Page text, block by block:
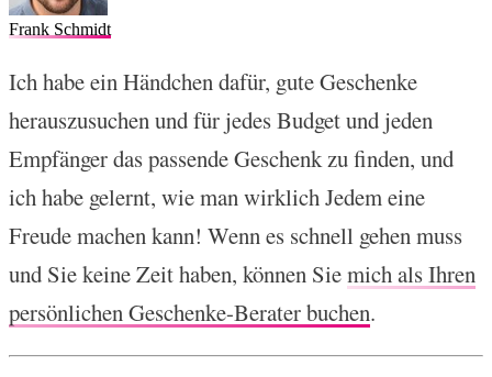
Frank Schmidt
Ich habe ein Händchen dafür, gute Geschenke
herauszusuchen und für jedes Budget und jeden
Empfänger das passende Geschenk zu finden, und
ich habe gelernt, wie man wirklich Jedem eine
Freude machen kann! Wenn es schnell gehen muss
und Sie keine Zeit haben, können Siemich als Ihren
persönlichen Geschenke-Berater buchen.